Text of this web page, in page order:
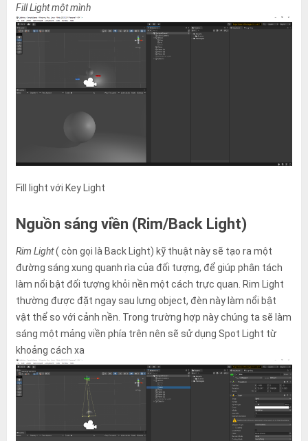
Fill Light một mình
Fill light với Key Light
Nguồn sáng viền (Rim/Back Light)
Rim Light( còn gọi là Back Light) kỹ thuật này sẽ tạo ra một
đường sáng xung quanh rìa của đối tượng, để giúp phân tách
làm nổi bật đối tượng khỏi nền một cách trực quan. Rim Light
thường được đặt ngay sau lưng object, đèn này làm nổi bật
vật thể so với cảnh nền. Trong trường hợp này chúng ta sẽ làm
sáng một mảng viền phía trên nên sẽ sử dụng Spot Light từ
khoảng cách xa